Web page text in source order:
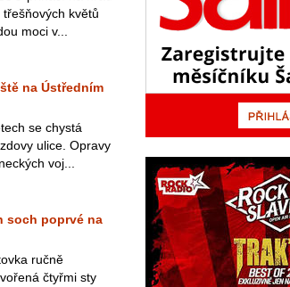
květů
moci v...
na Ústředním
se chystá
ulice. Opravy
voj...
soch poprvé na
ručně
čtyřmi sty